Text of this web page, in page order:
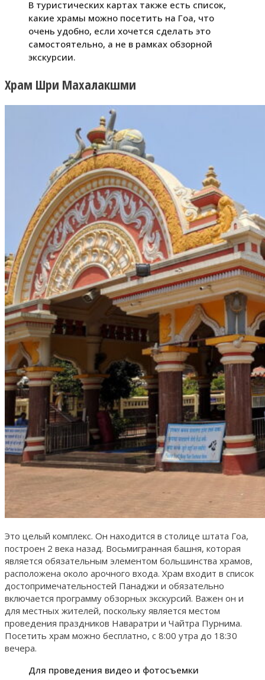
В туристических картах также есть список,
какие храмы можно посетить на Гоа, что
очень удобно, если хочется сделать это
самостоятельно, а не в рамках обзорной
экскурсии.
Храм Шри Махалакшми
Это целый комплекс. Он находится в столице штата Гоа,
построен 2 века назад. Восьмигранная башня, которая
является обязательным элементом большинства храмов,
расположена около арочного входа. Храм входит в список
достопримечательностей Панаджи и обязательно
включается программу обзорных экскурсий. Важен он и
для местных жителей, поскольку является местом
проведения праздников Наваратри и Чайтра Пурнима.
Посетить храм можно бесплатно, с 8:00 утра до 18:30
вечера.
Для проведения видео и фотосъемки